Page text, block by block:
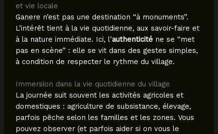
et vie locale
Ganere n’est pas une destination “à monuments”.
L’intérêt tient à la vie quotidienne, aux savoir-faire et
à la nature immédiate. Ici, l’authenticiténe se “met
pas en scène” : elle se vit dans des gestes simples,
à condition de respecter le rythme du village.
Immersion dans la vie quotidienne du village
La journée suit souvent les activités agricoles et
domestiques : agriculture de subsistance, élevage,
parfois pêche selon les familles et les zones. Vous
pouvez observer (et parfois aider si on vous le